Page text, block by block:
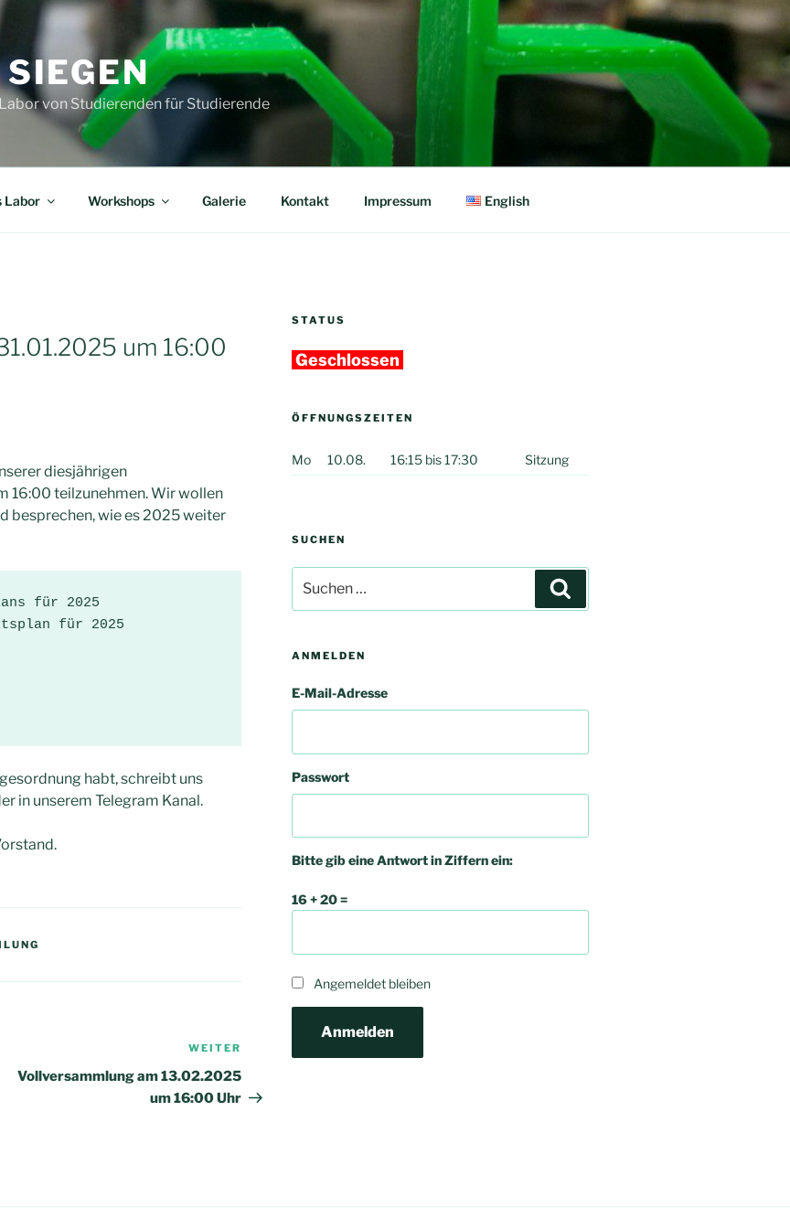
von Studierenden für Studierende
Labor Workshops Galerie Kontakt Impressum English
um 16:00
diesjährigen
16:00 teilzunehmen. Wir wollen
besprechen, wie es 2025 weiter
für 2025
für 2025
habt, schreibt uns
in unserem Telegram Kanal.
Beitrag
WEITER
Vollversammlung am 13.02.2025
um 16:00 Uhr
STATUS
Geschlossen
ÖFFNUNGSZEITEN
Mo 10.08. 16:15 bis 17:30 Sitzung
SUCHEN
nach:
ANMELDEN
E-Mail-Adresse
Passwort
Bitte gib eine Antwort in Ziffern ein:
16 + 20 =
Angemeldet bleiben
Anmelden